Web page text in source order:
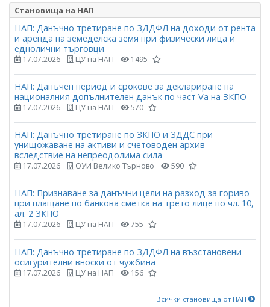
Становища на НАП
НАП: Данъчно третиране по ЗДДФЛ на доходи от рента
и аренда на земеделска земя при физически лица и
еднолични търговци
17.07.2026 ЦУ на НАП 1495
НАП: Данъчен период и срокове за деклариране на
националния допълнителен данък по част Vа на ЗКПО
17.07.2026 ЦУ на НАП 570
НАП: Данъчно третиране по ЗКПО и ЗДДС при
унищожаване на активи и счетоводен архив
вследствие на непреодолима сила
17.07.2026 ОУИ Велико Търново 590
НАП: Признаване за данъчни цели на разход за гориво
при плащане по банкова сметка на трето лице по чл. 10,
ал. 2 ЗКПО
17.07.2026 ЦУ на НАП 755
НАП: Данъчно третиране по ЗДДФЛ на възстановени
осигурителни вноски от чужбина
17.07.2026 ЦУ на НАП 156
Всички становища от НАП